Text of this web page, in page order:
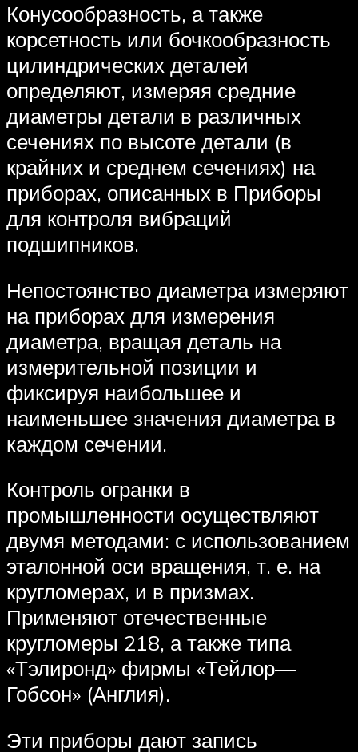
Конусообразность, а также
корсетность или бочкообразность
цилиндрических деталей
определяют, измеряя средние
диаметры детали в различных
сечениях по высоте детали (в
крайних и среднем сечениях) на
приборах, описанных в Приборы
для контроля вибраций
подшипников.
Непостоянство диаметра измеряют
на приборах для измерения
диаметра, вращая деталь на
измерительной позиции и
фиксируя наибольшее и
наименьшее значения диаметра в
каждом сечении.
Контроль огранки в
промышленности осуществляют
двумя методами: с использованием
эталонной оси вращения, т. е. на
кругломерах, и в призмах.
Применяют отечественные
кругломеры 218, а также типа
«Тэлиронд» фирмы «Тейлор—
Гобсон» (Англия).
Эти приборы дают запись